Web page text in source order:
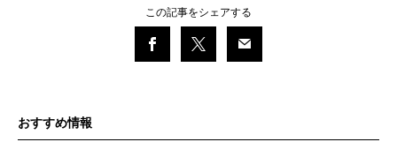
この記事をシェアする
おすすめ情報